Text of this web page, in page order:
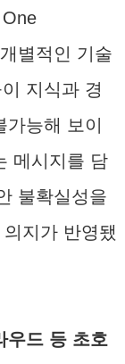
One
별적인 기술
지식과 경
능해 보이
메시지를 담
불확실성을
의지가 반영됐
우드 등 초호